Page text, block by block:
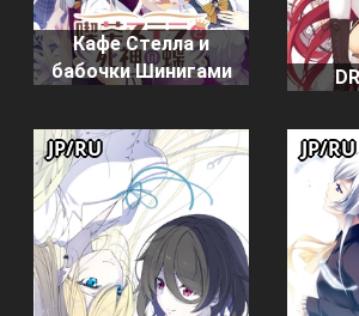
Кафе Стелла и
бабочки Шинигами
JP/RU JP/RU